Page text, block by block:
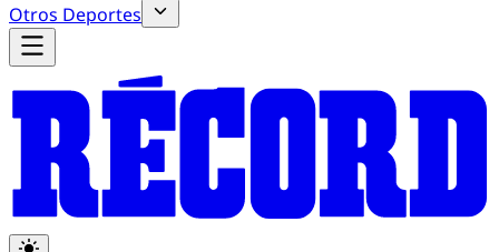
Otros Deportes